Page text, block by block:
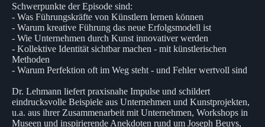
Schwerpunkte der Episode sind:
- Was Führungskräfte von Künstlern lernen können
- Warum kreative Führung das neue Erfolgsmodell ist
- Wie Unternehmen durch Kunst innovativer werden
- Kollektive Identität sichtbar machen - mit künstlerischen
Methoden
- Warum Perfektion oft im Weg steht - und Fehler wertvoll sind
Dr. Lehmann liefert praxisnahe Impulse und schildert
eindrucksvolle Beispiele aus Unternehmen und Kunstprojekten,
u.a. aus ihrer Zusammenarbeit mit Unternehmen, Workshops in
Museen und inspirierende Anekdoten rund um Joseph Beuys,